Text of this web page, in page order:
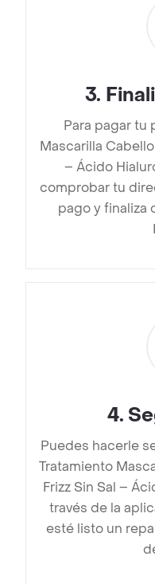
3.
Para pagar tu
Mascarilla
– Ácido
comprobar tu
pago y finaliza
4.
Puedes hacerle
Tratamiento
Frizz Sin Sal –
través de la
esté listo un